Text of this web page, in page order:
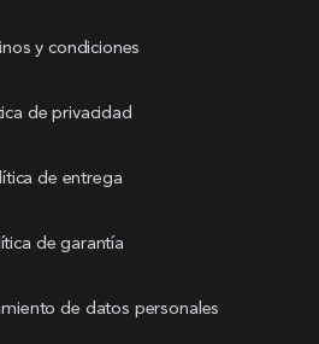
y condiciones
de privacidad
de entrega
de garantía
de datos personales